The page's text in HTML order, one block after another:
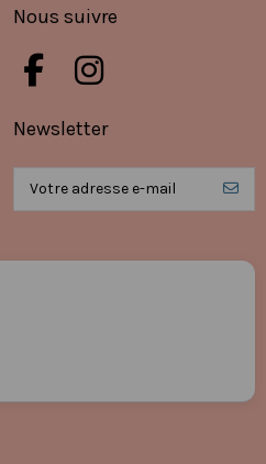
Nous suivre
Newsletter